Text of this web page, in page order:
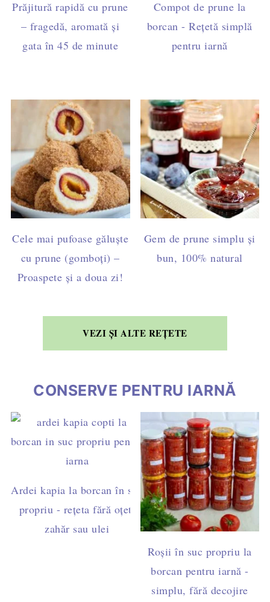
Prăjitură rapidă cu prune
– fragedă, aromată și
gata în 45 de minute
Compot de prune la
borcan - Rețetă simplă
pentru iarnă
Cele mai pufoase găluște
cu prune (gomboți) –
Proaspete și a doua zi!
Gem de prune simplu și
bun, 100% natural
VEZI ȘI ALTE REȚETE
CONSERVE PENTRU IARNĂ
Ardei kapia la borcan în suc
propriu - rețeta fără oțet,
zahăr sau ulei
Roșii în suc propriu la
borcan pentru iarnă -
simplu, fără decojire